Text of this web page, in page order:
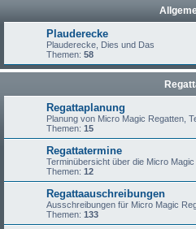
Plauderecke
Plauderecke, Dies und Das
Themen: 58
Regattaplanung
Planung von Micro Magic Regatten,
Themen: 15
Regattatermine
Terminübersicht über die Micro
Themen: 12
Regattaauschreibungen
Ausschreibungen für Micro Magic
Themen: 133